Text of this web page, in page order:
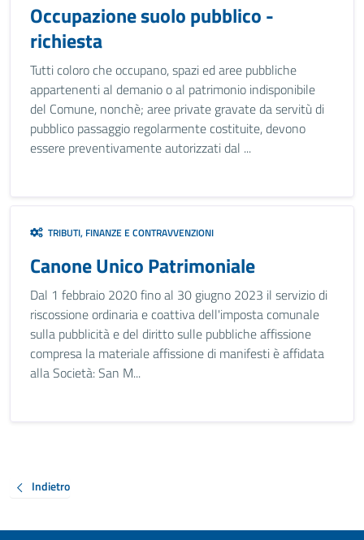
Occupazione suolo pubblico -
richiesta
Tutti coloro che occupano, spazi ed aree pubbliche
appartenenti al demanio o al patrimonio indisponibile
del Comune, nonchè; aree private gravate da servitù di
pubblico passaggio regolarmente costituite, devono
essere preventivamente autorizzati dal ...
TRIBUTI, FINANZE E CONTRAVVENZIONI
Canone Unico Patrimoniale
Dal 1 febbraio 2020 fino al 30 giugno 2023 il servizio di
riscossione ordinaria e coattiva dell'imposta comunale
sulla pubblicità e del diritto sulle pubbliche affissione
compresa la materiale affissione di manifesti è affidata
alla Società: San M...
Indietro